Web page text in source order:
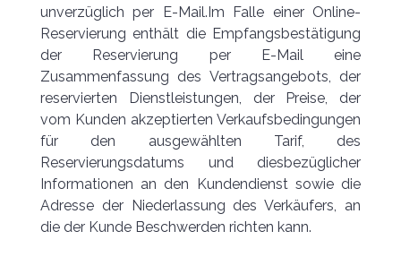
unverzüglich per E-Mail.Im Falle einer Online-
Reservierung enthält die Empfangsbestätigung
der Reservierung per E-Mail eine
Zusammenfassung des Vertragsangebots, der
reservierten Dienstleistungen, der Preise, der
vom Kunden akzeptierten Verkaufsbedingungen
für den ausgewählten Tarif, des
Reservierungsdatums und diesbezüglicher
Informationen an den Kundendienst sowie die
Adresse der Niederlassung des Verkäufers, an
die der Kunde Beschwerden richten kann.